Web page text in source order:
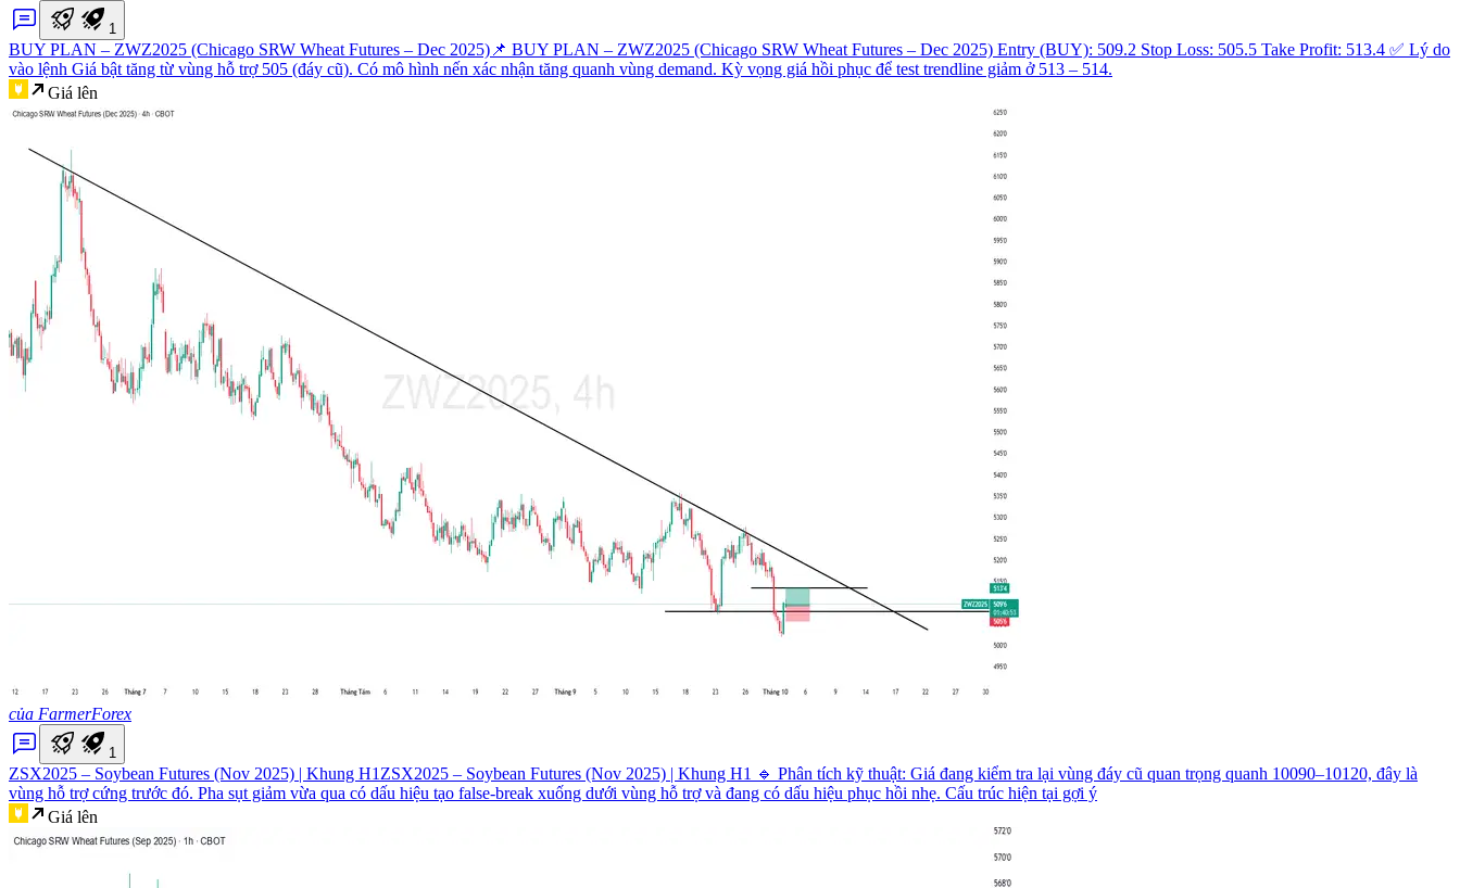
1
BUY PLAN – ZWZ2025 (Chicago SRW Wheat Futures – Dec 2025) 📌 BUY PLAN – ZWZ2025 (Chicago SRW Wheat Futures – Dec 2025) Entry (BUY): 509.2 Stop Loss: 505.5 Take Profit: 513.4 ✅ Lý do
vào lệnh Giá bật tăng từ vùng hỗ trợ 505 (đáy cũ). Có mô hình nến xác nhận tăng quanh vùng demand. Kỳ vọng giá hồi phục để test trendline giảm ở 513 – 514.
Giá lên
của FarmerForex
1
ZSX2025 – Soybean Futures (Nov 2025) | Khung H1 ZSX2025 – Soybean Futures (Nov 2025) | Khung H1 🔹 Phân tích kỹ thuật: Giá đang kiểm tra lại vùng đáy cũ quan trọng quanh 10090–10120, đây là
vùng hỗ trợ cứng trước đó. Pha sụt giảm vừa qua có dấu hiệu tạo false-break xuống dưới vùng hỗ trợ và đang có dấu hiệu phục hồi nhẹ. Cấu trúc hiện tại gợi ý
Giá lên